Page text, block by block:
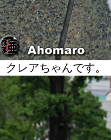
クレアちゃんです。